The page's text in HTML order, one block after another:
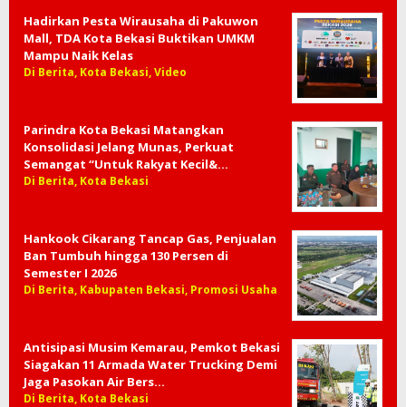
Hadirkan Pesta Wirausaha di Pakuwon
Mall, TDA Kota Bekasi Buktikan UMKM
Mampu Naik Kelas
Di Berita, Kota Bekasi, Video
Parindra Kota Bekasi Matangkan
Konsolidasi Jelang Munas, Perkuat
Semangat “Untuk Rakyat Kecil&…
Di Berita, Kota Bekasi
Hankook Cikarang Tancap Gas, Penjualan
Ban Tumbuh hingga 130 Persen di
Semester I 2026
Di Berita, Kabupaten Bekasi, Promosi Usaha
Antisipasi Musim Kemarau, Pemkot Bekasi
Siagakan 11 Armada Water Trucking Demi
Jaga Pasokan Air Bers…
Di Berita, Kota Bekasi